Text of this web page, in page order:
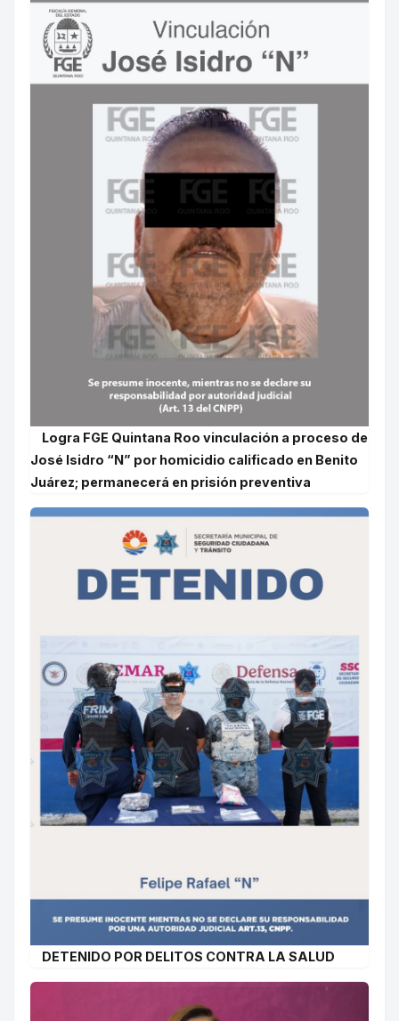
Logra FGE Quintana Roo vinculación a proceso de
José Isidro “N” por homicidio calificado en Benito
Juárez; permanecerá en prisión preventiva
DETENIDO POR DELITOS CONTRA LA SALUD